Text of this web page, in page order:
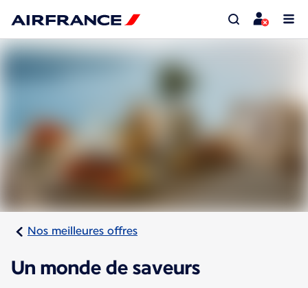
Nos meilleures offres
Un monde de saveurs